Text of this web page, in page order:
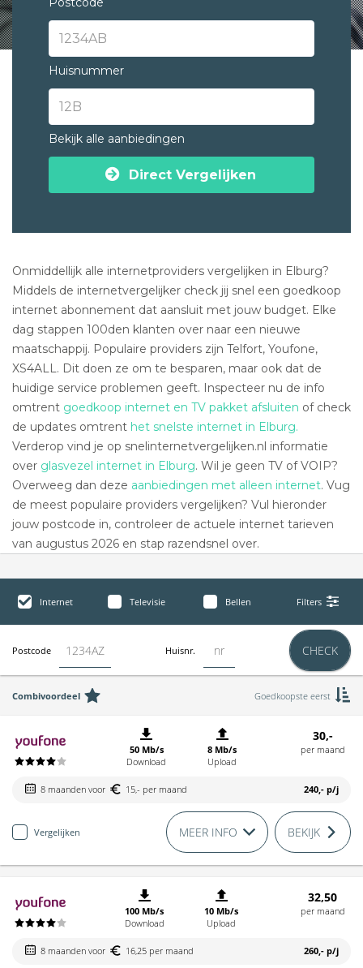
Huisnummer
Bekijk alle aanbiedingen
Direct Vergelijken
Onmiddellijk alle internetproviders vergelijken in Elburg?
Middels de internetvergelijker check jij snel een goedkoop
internet abonnement dat aansluit met jouw budget. Elke
dag stappen 100den klanten over naar een nieuwe
maatschappij. Populaire providers zijn Telfort, Youfone,
XS4ALL. Dit doen ze om te besparen, maar ook dat de
huidige service problemen geeft. Inspecteer nu de info
omtrent goedkoop internet en TV pakket afsluiten of check
de updates omtrent het snelste internet in Elburg.
Verderop vind je op snelinternetvergelijken.nl informatie
over glasvezel internet in Elburg. Wil je geen TV of VOIP?
Overweeg dan deze aanbiedingen met alleen internet. Vug
de meest populaire providers vergelijken? Vul hieronder
jouw postcode in, controleer de actuele internet tarieven
van augustus 2026 en stap razendsnel over.
Internet Televisie Bellen Filters
Postcode Huisnr. CHECK
Combivoordeel Goedkoopste eerst
50 Mb/s
Download
8 Mb/s
Upload
30,-
per maand
8 maanden voor 15,- per maand 240,- p/j
Vergelijken MEER INFO BEKIJK
100 Mb/s
Download
10 Mb/s
Upload
32,50
per maand
8 maanden voor 16,25 per maand 260,- p/j